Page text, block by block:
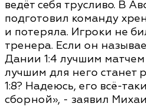
ведёт себя трусливо. В
подготовил команду
и потеряла. Игроки не
тренера. Если он
Дании 1:4 лучшим
лучшим для него станет
1:8? Надеюсь, его всё-
сборной», - заявил